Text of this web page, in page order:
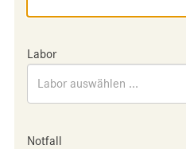
Labor
Labor auswählen ...
Notfall